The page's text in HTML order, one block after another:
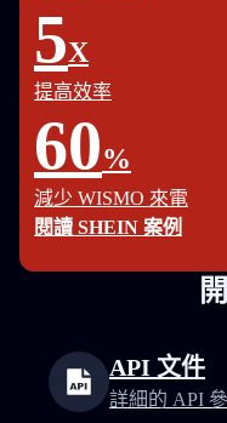
5X
提高效率
60%
減少 WISMO 來電
閱讀 SHEIN 案例
API 文件
詳細的 API